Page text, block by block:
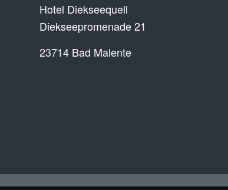
Hotel Diekseequell
Diekseepromenade 21
23714 Bad Malente